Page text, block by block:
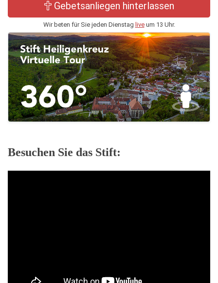
Gebetsanliegen hinterlassen
Wir beten für Sie jeden Dienstag liveum 13 Uhr.
Besuchen Sie das Stift: